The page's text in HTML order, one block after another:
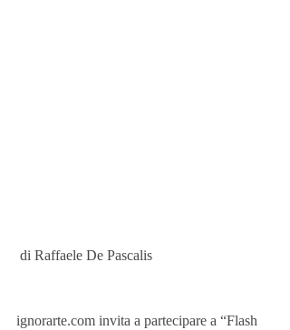
di Raffaele De Pascalis
ignorarte.com invita a partecipare a “Flash